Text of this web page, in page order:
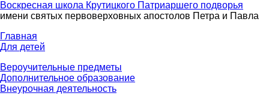
Воскресная школа Крутицкого Патриаршего подворья
имени святых первоверховных апостолов Петра и Павла
Главная
Для детей
Вероучительные предметы
Дополнительное образование
Внеурочная деятельность